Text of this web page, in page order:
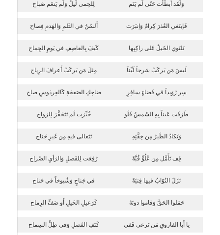
وَلَقَد أَبطَأَت حَتّى لَم يَنَم لِلحِمى لَيلٌ وَلَم يَنعَم صَباح
فَاِبتَغي العُذرَ كِرامٌ وَاِنبَرَت أَلسُنٌ في الثَلمِ وَالهَدمِ فِصاح
تَلتَوي الخَيلُ عَلى راكِبِها كَيفَ بِالعاصِفِ في يَومِ الجِماح
لَيسَ مَن يَركَبُ سَرجاً لَيِّناً مِثلَ مَن يَركَبُ أَعرافَ الرِياح
سِر رُوَيداً في فَضاءٍ سافِرٍ ضاحِكِ الصَفحَةِ كَالفِردَوسِ صاح
طَرَفَت عَيناً بِهِ الشَمسُ فَلَو خُيِّرَت لَم تَتَحَفَّز لِلرَواح
وَتَكادُ الطَيرُ مِن خِفَّتِهِ تَتَعالى فيهِ مِن غَيرِ جَناح
قِف تَأَمَّل مِن عُلُوٍّ قُبَّةً رُفِعَت لِلفَصلِ وَالرَأيِ الصُراح
نَزَلَ النُوّابُ فيها فِتيَةً في جَناحٍ وَشُيوخاً في جَناح
حَمَلوا الحَقَّ وَقاموا دونَهُ كَرَعيلِ الخَيلِ أَو صَفِّ الرِماح
يا أَبا الفاروقِ مَن تَرعى فَفي كَنَفِ الفَضلِ وَفي ظِلِّ السِماح